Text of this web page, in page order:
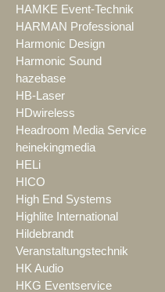
HAMKE Event-Technik
HARMAN Professional
Harmonic Design
Harmonic Sound
hazebase
HB-Laser
HDwireless
Headroom Media Service
heinekingmedia
HELi
HICO
High End Systems
Highlite International
Hildebrandt
Veranstaltungstechnik
HK Audio
HKG Eventservice